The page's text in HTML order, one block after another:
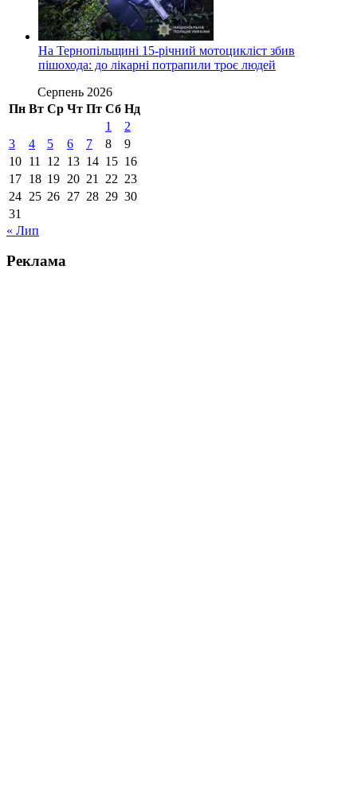
На Тернопільщині 15-річний мотоцикліст збив
пішохода: до лікарні потрапили троє людей
Серпень 2026
Пн Вт Ср Чт Пт Сб Нд
1
2
3
4 5 6 7 8
9
10 11 12 13 14 15 16
17 18 19 20 21 22 23
24 25 26 27 28 29 30
31
« Лип
Реклама